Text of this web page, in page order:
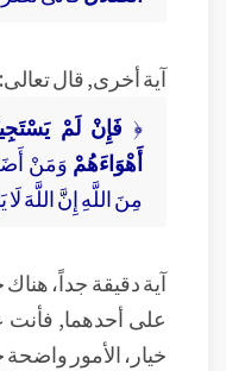
آية أخرى, قال تعالى:
﴿ فَإِنْ لَمْ
أَهْوَاءَهُمْ وَمَنْ
مِنَ اللَّهِ إِنَّ اللَّهَ لَا
آية دقيقة جداً،
على أحدهما, فأنت
خيار، الأمور واضحة